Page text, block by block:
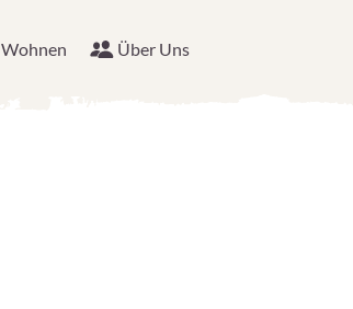
Wohnen Über Uns